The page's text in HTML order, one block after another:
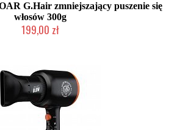
G.Hair zmniejszający puszenie się
włosów 300g
199,00 zł